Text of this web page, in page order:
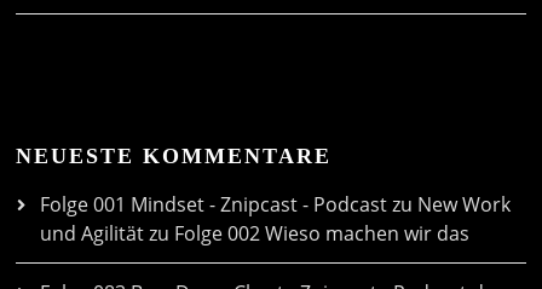
NEUESTE KOMMENTARE
Folge 001 Mindset - Znipcast - Podcast zu New Work
und Agilitätzu Folge 002 Wieso machen wir das